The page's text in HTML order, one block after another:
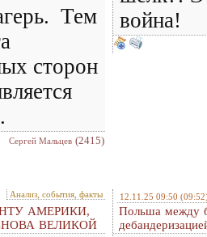
Тем
сторон
Сергей Мальцев (2415)
война!
Анализ, события, факты
АМЕРИКИ,
ВЕЛИКОЙ
12.11.25 09:50
Польша между